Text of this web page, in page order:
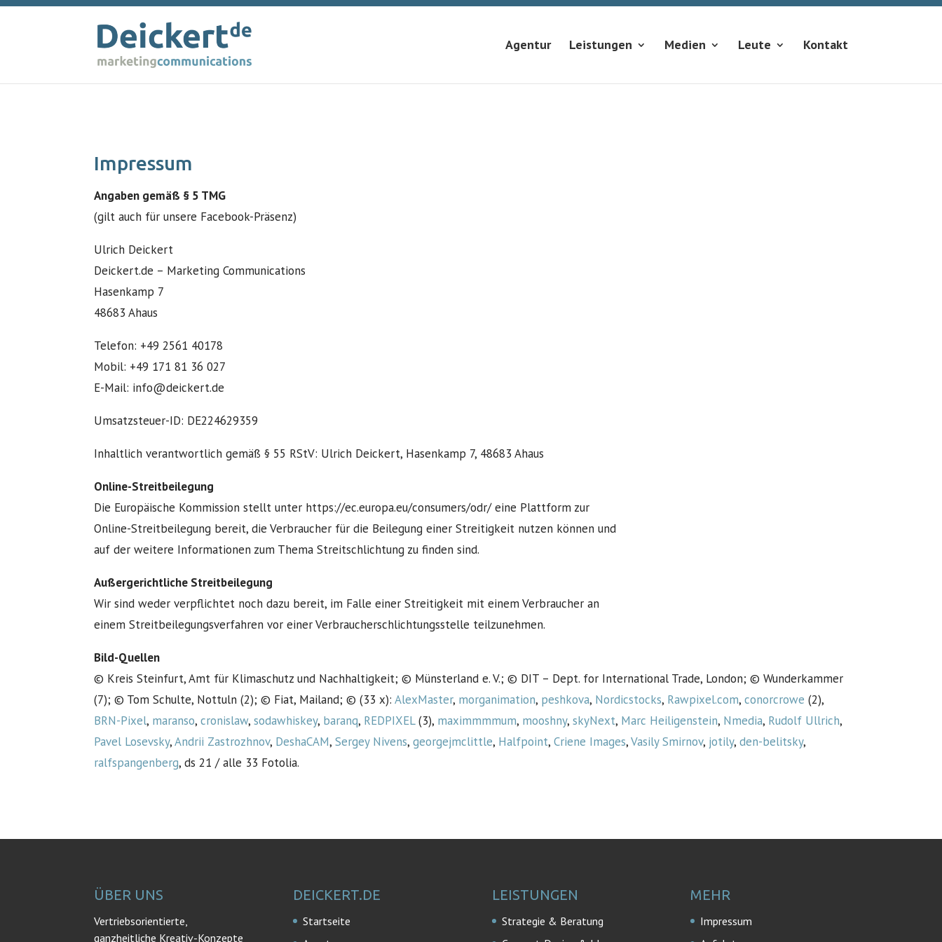
Agentur Leistungen Medien Leute Kontakt
Impressum
Angaben gemäß § 5 TMG
(gilt auch für unsere Facebook-Präsenz)
Ulrich Deickert
Deickert.de – Marketing Communications
Hasenkamp 7
48683 Ahaus
Telefon: +49 2561 40178
Mobil: +49 171 81 36 027
E-Mail: info@deickert.de
Umsatzsteuer-ID: DE224629359
Inhaltlich verantwortlich gemäß § 55 RStV: Ulrich Deickert, Hasenkamp 7, 48683 Ahaus
Online-Streitbeilegung
Die Europäische Kommission stellt unter https://ec.europa.eu/consumers/odr/ eine Plattform zur
Online-Streitbeilegung bereit, die Verbraucher für die Beilegung einer Streitigkeit nutzen können und
auf der weitere Informationen zum Thema Streitschlichtung zu finden sind.
Außergerichtliche Streitbeilegung
Wir sind weder verpflichtet noch dazu bereit, im Falle einer Streitigkeit mit einem Verbraucher an
einem Streitbeilegungsverfahren vor einer Verbraucherschlichtungsstelle teilzunehmen.
Bild-Quellen
© Kreis Steinfurt, Amt für Klimaschutz und Nachhaltigkeit; © Münsterland e. V.; © DIT – Dept. for International Trade, London; © Wunderkammer
(7); © Tom Schulte, Nottuln (2); © Fiat, Mailand; © (33 x):AlexMaster, morganimation, peshkova, Nordicstocks, Rawpixel.com,conorcrowe (2),
BRN-Pixel, maranso,cronislaw,sodawhiskey, baranq, REDPIXEL(3), maximmmmum, mooshny,skyNext, Marc Heiligenstein, Nmedia, Rudolf Ullrich,
Pavel Losevsky,Andrii Zastrozhnov, DeshaCAM,Sergey Nivens,georgejmclittle, Halfpoint,Criene Images,Vasily Smirnov, jotily,den-belitsky,
ralfspangenberg, ds 21 / alle 33 Fotolia.
ÜBER UNS
Vertriebsorientierte,
ganzheitliche Kreativ-Konzepte
DEICKERT.DE
Startseite
LEISTUNGEN
Strategie & Beratung
MEHR
Impressum